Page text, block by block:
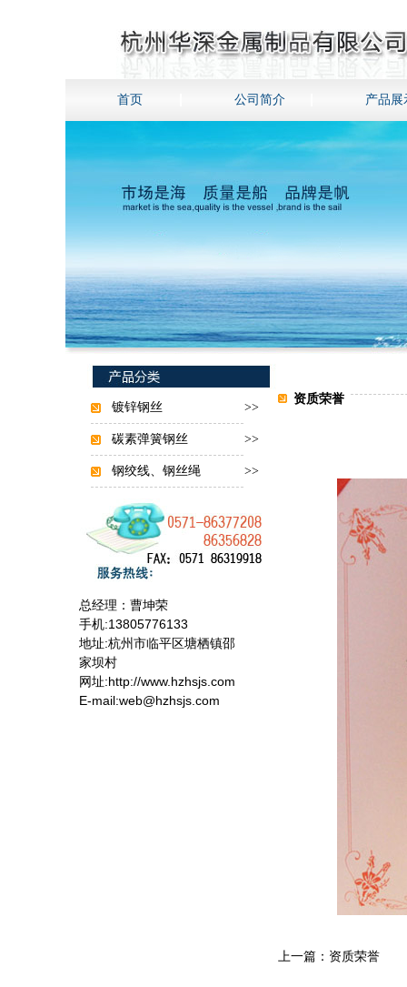
首页 公司简介 产品展
镀锌钢丝 >>
碳素弹簧钢丝 >>
钢绞线、钢丝绳 >>
总经理：曹坤荣
手机:13805776133
地址:杭州市临平区塘栖镇邵
家坝村
网址:http://www.hzhsjs.com
E-mail:web@hzhsjs.com
资质荣誉
上一篇： 资质荣誉